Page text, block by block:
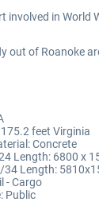
involved in World
out of Roanoke
feet Virginia
Concrete
Length: 6800 x
34 Length:
- Cargo
Public